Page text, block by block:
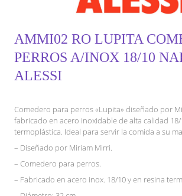
AMMI02 RO LUPITA
PERROS A/INOX 18/10
ALESSI
Comedero para perros «Lupita» diseñado por
fabricado en acero inoxidable de alta calidad 18/
termoplástica. Ideal para servir la comida a su
– Diseñado por Miriam Mirri.
– Comedero para perros.
– Fabricado en acero inox. 18/10 y en resina